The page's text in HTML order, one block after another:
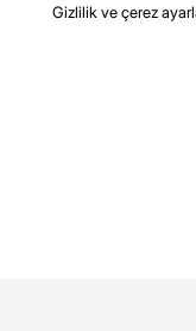
Gizlilik ve çerez